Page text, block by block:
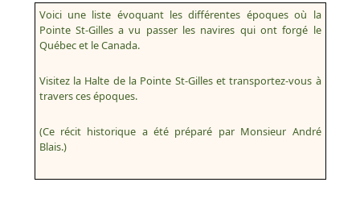
Voici une liste évoquant les différentes époques où la
Pointe St-Gilles a vu passer les navires qui ont forgé le
Québec et le Canada.
Visitez la Halte de la Pointe St-Gilles et transportez-vous à
travers ces époques.
(Ce récit historique a été préparé par Monsieur André
Blais.)